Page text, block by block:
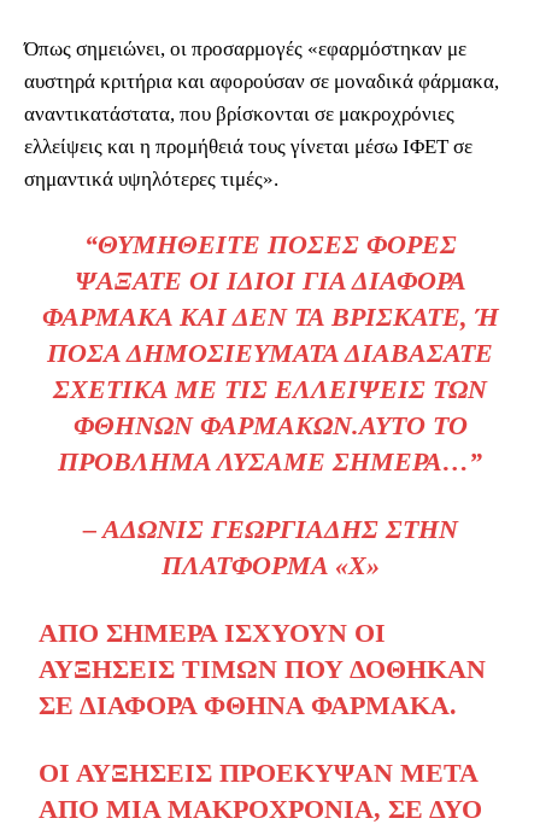
Όπως σημειώνει, οι προσαρμογές «εφαρμόστηκαν με
αυστηρά κριτήρια και αφορούσαν σε μοναδικά φάρμακα,
αναντικατάστατα, που βρίσκονται σε μακροχρόνιες
ελλείψεις και η προμήθειά τους γίνεται μέσω ΙΦΕΤ σε
σημαντικά υψηλότερες τιμές».
“ΘΥΜΗΘΕΊΤΕ ΠΌΣΕΣ ΦΟΡΈΣ
ΨΆΞΑΤΕ ΟΙ ΊΔΙΟΙ ΓΙΑ ΔΙΆΦΟΡΑ
ΦΆΡΜΑΚΑ ΚΑΙ ΔΕΝ ΤΑ ΒΡΊΣΚΑΤΕ, Ή Π
ΌΣΑ ΔΗΜΟΣΙΕΎΜΑΤΑ ΔΙΑΒΆΣΑΤΕ Σ
ΧΕΤΙΚΆ ΜΕ ΤΙΣ ΕΛΛΕΊΨΕΙΣ ΤΩΝ Φ
ΘΗΝΏΝ ΦΑΡΜΆΚΩΝ.ΑΥΤΌ ΤΟ Π
ΡΌΒΛΗΜΑ ΛΎΣΑΜΕ ΣΉΜΕΡΑ…”
– ΆΔΩΝΙΣ ΓΕΩΡΓΙΆΔΗΣ ΣΤΗΝ
ΠΛΑΤΦΌΡΜΑ «Χ»
ΑΠΌ ΣΉΜΕΡΑ ΙΣΧΎΟΥΝ ΟΙ
ΑΥΞΉΣΕΙΣ ΤΙΜΏΝ ΠΟΥ ΔΌΘΗΚΑΝ
ΣΕ ΔΙΆΦΟΡΑ ΦΘΗΝΆ ΦΆΡΜΑΚΑ.
ΟΙ ΑΥΞΉΣΕΙΣ ΠΡΟΈΚΥΨΑΝ ΜΕΤΆ
ΑΠΌ ΜΊΑ ΜΑΚΡΟΧΡΌΝΙΑ, ΣΕ ΔΎΟ